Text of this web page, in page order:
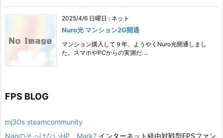
2025/4/6 日曜日 : ネット
Nuro光 マンション2G開通
マンション購入して９年、ようやくNuro光開通しまし
た。スマホやPCからの実測だ ...
FPS BLOG
mj30s steamcommunity
NaoのそっけないHP Mark? インターネット経由対戦型FPSファン